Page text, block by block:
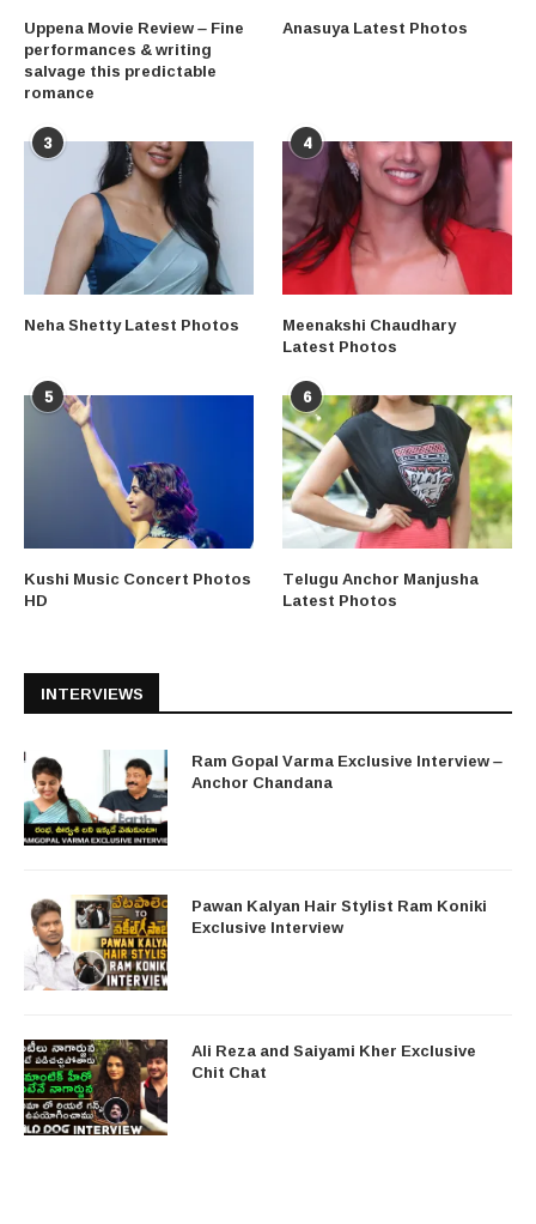
Uppena Movie Review – Fine
performances & writing
salvage this predictable
romance
Anasuya Latest Photos
3
Neha Shetty Latest Photos
4
Meenakshi Chaudhary
Latest Photos
5
Kushi Music Concert Photos
HD
6
Telugu Anchor Manjusha
Latest Photos
INTERVIEWS
Ram Gopal Varma Exclusive Interview –
Anchor Chandana
Pawan Kalyan Hair Stylist Ram Koniki
Exclusive Interview
Ali Reza and Saiyami Kher Exclusive
Chit Chat